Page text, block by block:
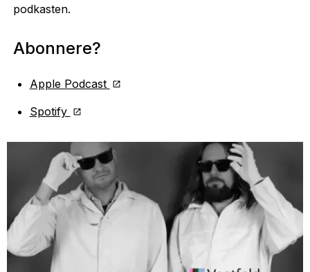
podkasten.
Abonnere?
Apple Podcast
Spotify